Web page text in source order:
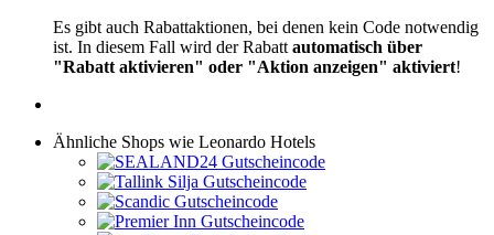
Es gibt auch Rabattaktionen, bei denen kein Code notwendig
ist. In diesem Fall wird der Rabatt automatisch über
"Rabatt aktivieren" oder "Aktion anzeigen" aktiviert!
Ähnliche Shops wie Leonardo Hotels